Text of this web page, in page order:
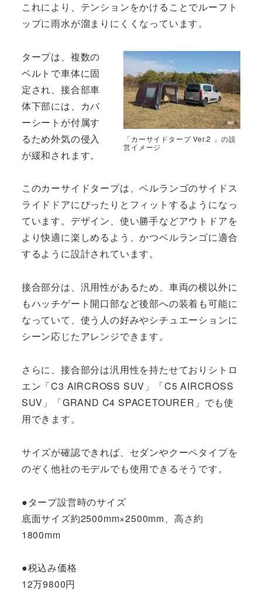
これにより、テンションをかけることでルーフト
ップに雨水が溜まりにくくなっています。
「カーサイドタープ Ver.2 」の設
営イメージ
タープは、複数の
ベルトで車体に固
定され、接合部車
体下部には、カバ
ーシートが付属す
るため外気の侵入
が緩和されます。
このカーサイドタープは、ベルランゴのサイドス
ライドドアにぴったりとフィットするようになっ
ています。デザイン、使い勝手などアウトドアを
より快適に楽しめるよう、かつベルランゴに適合
するように設計されています。
接合部分は、汎用性があるため、車両の横以外に
もハッチゲート開口部など後部への装着も可能に
なっていて、使う人の好みやシチュエーションに
シーン応じたアレンジできます。
さらに、接合部分は汎用性を持たせておりシトロ
エン「C3 AIRCROSS SUV」「C5 AIRCROSS
SUV」「GRAND C4 SPACETOURER」でも使
用できます。
サイズが確認できれば、セダンやクーペタイプを
のぞく他社のモデルでも使用できるそうです。
●タープ設営時のサイズ
底面サイズ約2500mm×2500mm、高さ約
1800mm
●税込み価格
12万9800円